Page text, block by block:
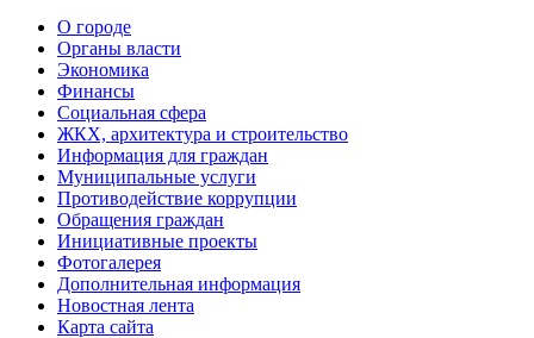
О городе
Органы власти
Экономика
Финансы
Социальная сфера
ЖКХ, архитектура и строительство
Информация для граждан
Муниципальные услуги
Противодействие коррупции
Обращения граждан
Инициативные проекты
Фотогалерея
Дополнительная информация
Новостная лента
Карта сайта